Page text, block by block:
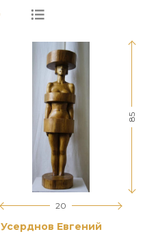
20
85
Усерднов Евгений